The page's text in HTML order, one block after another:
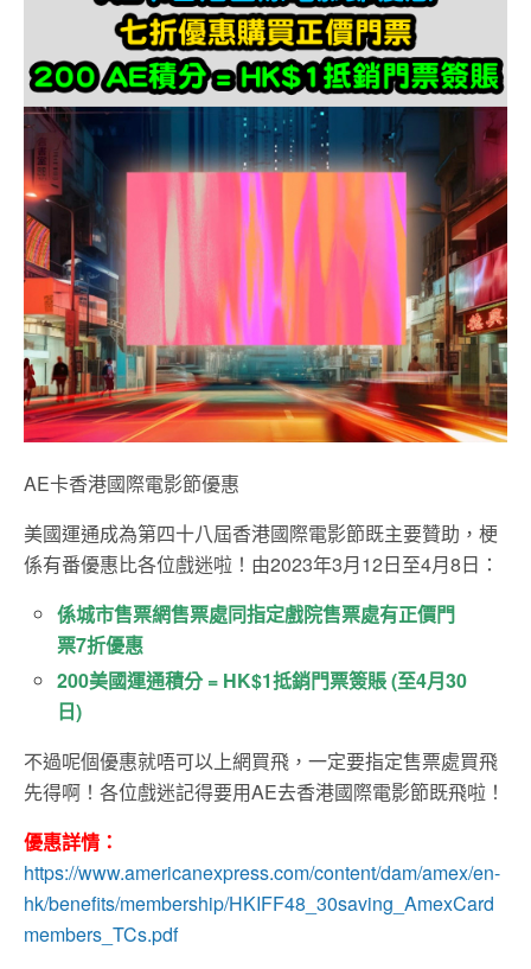
AE卡香港國際電影節優惠
美國運通成為第四十八屆香港國際電影節既主要贊助，梗
係有番優惠比各位戲迷啦！由2023年3月12日至4月8日：
係城市售票網售票處同指定戲院售票處有正價門
票7折優惠
200美國運通積分 = HK$1抵銷門票簽賬 (至4月30
日)
不過呢個優惠就唔可以上網買飛，一定要指定售票處買飛
先得啊！各位戲迷記得要用AE去香港國際電影節既飛啦！
優惠詳情：
https://www.americanexpress.com/content/dam/amex/en-
hk/benefits/membership/HKIFF48_30saving_AmexCard
members_TCs.pdf